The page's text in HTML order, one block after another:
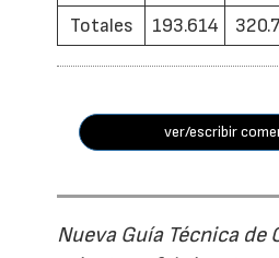
Totales
193.614
ver/escribir
Nueva Guía Técnica de